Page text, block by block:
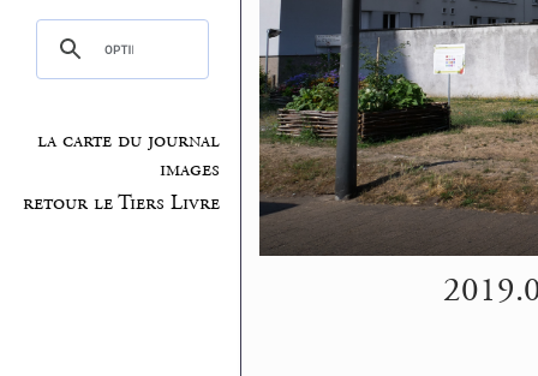
la carte du journal
images
retour le Tiers Livre